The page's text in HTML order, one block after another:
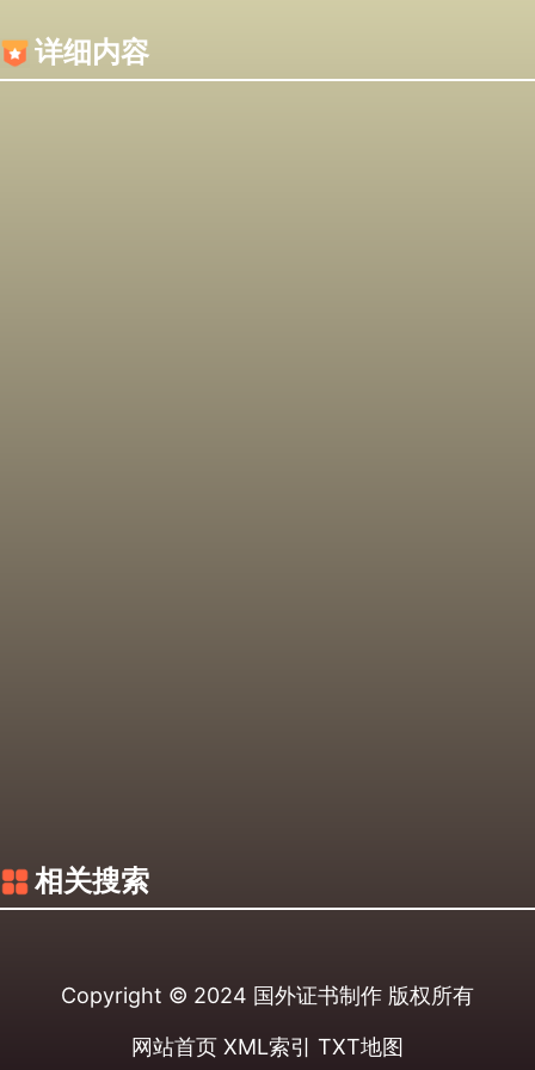
详细内容
相关搜索
Copyright © 2024 国外证书制作 版权所有
网站首页 XML索引 TXT地图